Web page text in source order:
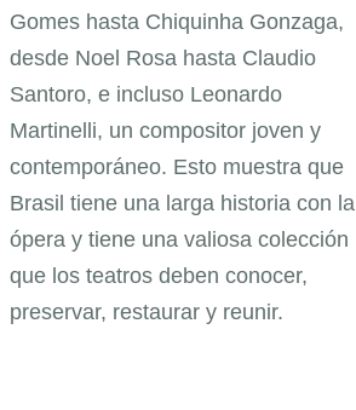
Gomes hasta Chiquinha Gonzaga,
desde Noel Rosa hasta Claudio
Santoro, e incluso Leonardo
Martinelli, un compositor joven y
contemporáneo. Esto muestra que
Brasil tiene una larga historia con la
ópera y tiene una valiosa colección
que los teatros deben conocer,
preservar, restaurar y reunir.